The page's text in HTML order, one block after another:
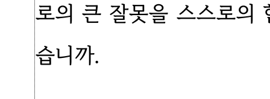
로의 큰 잘못을 스스로의
습니까.